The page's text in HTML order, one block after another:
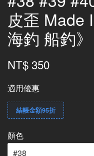
皮歪 Made
海釣 船釣》
NT$ 350
適用優惠
結帳金額95折
顏色